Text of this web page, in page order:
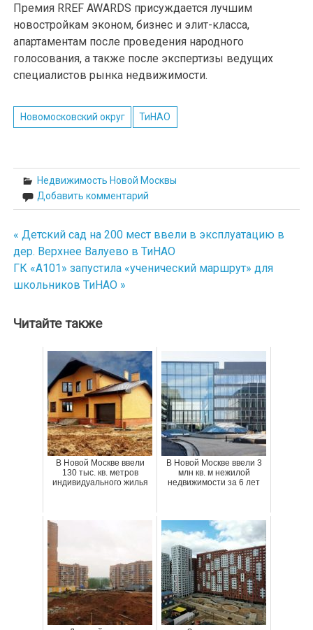
Премия RREF AWARDS присуждается лучшим
новостройкам эконом, бизнес и элит-класса,
апартаментам после проведения народного
голосования, а также после экспертизы ведущих
специалистов рынка недвижимости.
Новомосковский округ ТиНАО
Недвижимость Новой Москвы
Добавить комментарий
Навигация
по
записям
« Детский сад на 200 мест ввели в эксплуатацию в
дер. Верхнее Валуево в ТиНАО
ГК «А101» запустила «ученический маршрут» для
школьников ТиНАО »
Читайте также
В Новой Москве ввели
130 тыс. кв. метров
индивидуального жилья
В Новой Москве ввели 3
млн кв. м нежилой
недвижимости за 6 лет